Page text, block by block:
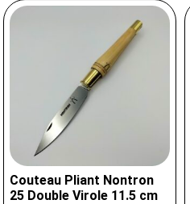
Couteau Pliant Nontron
25 Double Virole 11.5 cm